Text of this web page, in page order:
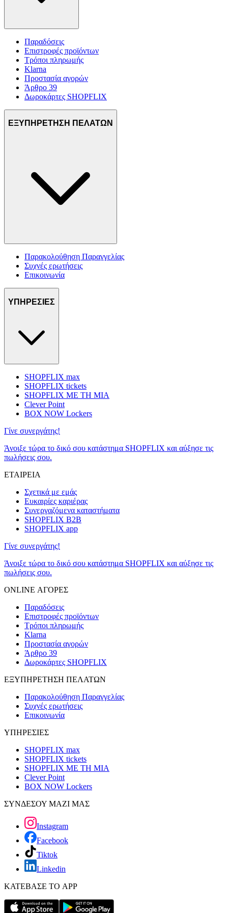
Παραδόσεις
Επιστροφές προϊόντων
Τρόποι πληρωμής
Klarna
Προστασία αγορών
Άρθρο 39
Δωροκάρτες SHOPFLIX
ΕΞΥΠΗΡΕΤΗΣΗ ΠΕΛΑΤΩΝ
Παρακολούθηση Παραγγελίας
Συχνές ερωτήσεις
Επικοινωνία
ΥΠΗΡΕΣΙΕΣ
SHOPFLIX max
SHOPFLIX tickets
SHOPFLIX ΜΕ ΤΗ ΜΙΑ
Clever Point
BOX NOW Lockers
Γίνε συνεργάτης!
Άνοιξε τώρα το δικό σου κατάστημα SHOPFLIX και αύξησε τις
πωλήσεις σου.
ΕΤΑΙΡΕΙΑ
Σχετικά με εμάς
Ευκαιρίες καριέρας
Συνεργαζόμενα καταστήματα
SHOPFLIX B2B
SHOPFLIX app
Γίνε συνεργάτης!
Άνοιξε τώρα το δικό σου κατάστημα SHOPFLIX και αύξησε τις
πωλήσεις σου.
ONLINE ΑΓΟΡΕΣ
Παραδόσεις
Επιστροφές προϊόντων
Τρόποι πληρωμής
Klarna
Προστασία αγορών
Άρθρο 39
Δωροκάρτες SHOPFLIX
ΕΞΥΠΗΡΕΤΗΣΗ ΠΕΛΑΤΩΝ
Παρακολούθηση Παραγγελίας
Συχνές ερωτήσεις
Επικοινωνία
ΥΠΗΡΕΣΙΕΣ
SHOPFLIX max
SHOPFLIX tickets
SHOPFLIX ΜΕ ΤΗ ΜΙΑ
Clever Point
BOX NOW Lockers
ΣΥΝΔΕΣΟΥ ΜΑΖΙ ΜΑΣ
Instagram
Facebook
Tiktok
Linkedin
ΚΑΤΕΒΑΣΕ ΤΟ APP